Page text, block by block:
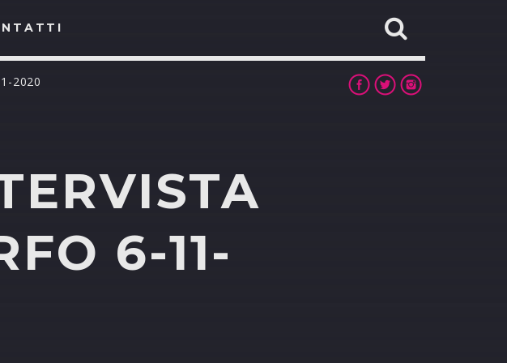
WEB:
2020
6-11-